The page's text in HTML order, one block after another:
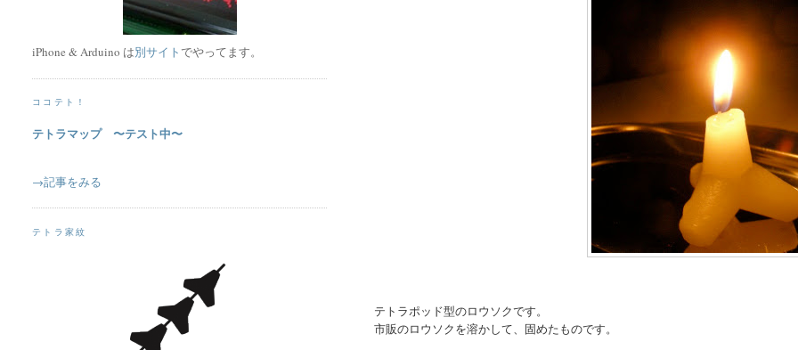
テトラポッド型のロウソクです。
市販のロウソクを溶かして、固めたものです。
iPhone & Arduino は別サイト でやってます。
ココテト！
テトラマップ 〜テスト中〜
→記事をみる
テトラ家紋